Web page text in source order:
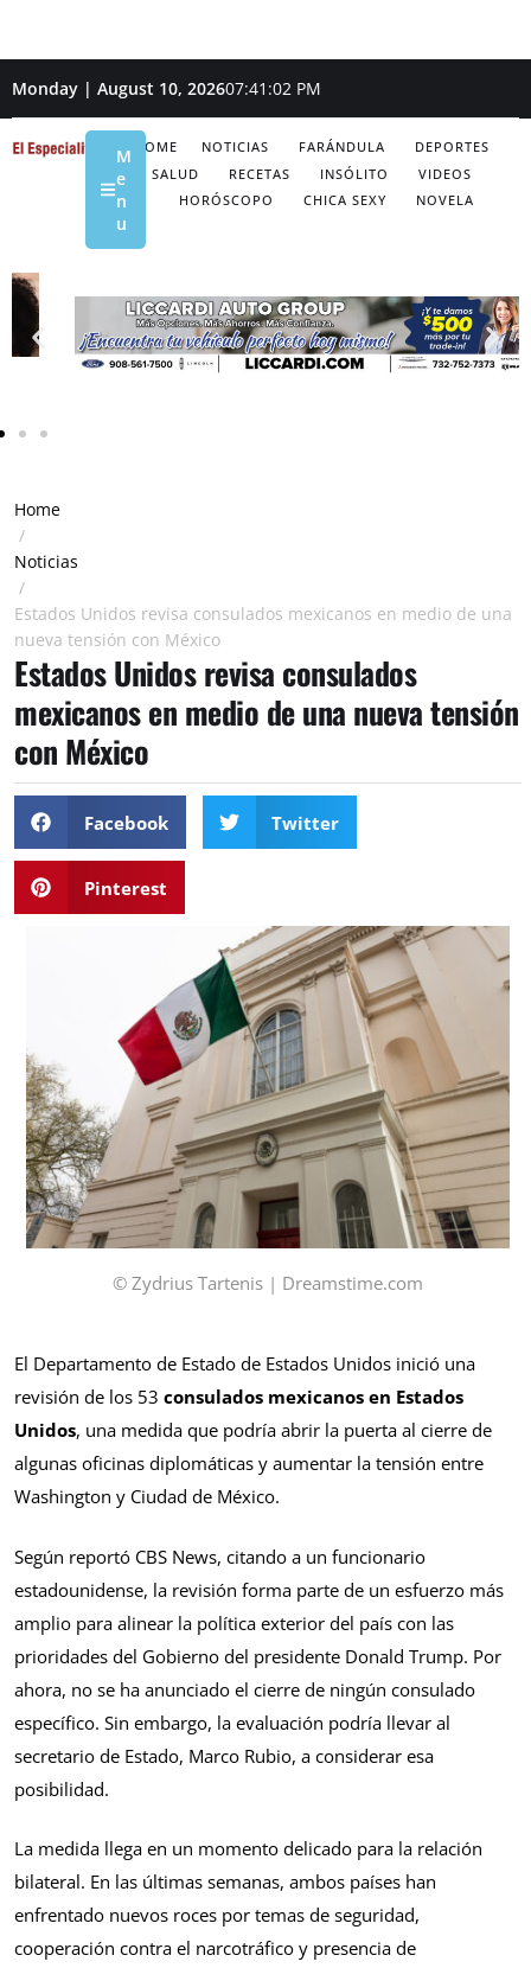
Monday | August 10, 202607:41:03 PM
HOME NOTICIAS FARÁNDULA
DEPORTES
SALUD
RECETAS INSÓLITO
VIDEOS
HORÓSCOPO
CHICA SEXY NOVELA
M
e
n
u
Home
/
Noticias
/
Estados Unidos revisa consulados mexicanos en medio de una
nueva tensión con México
Estados Unidos revisa consulados
mexicanos en medio de una nueva tensión
con México
Facebook Twitter
Pinterest
© Zydrius Tartenis | Dreamstime.com
El Departamento de Estado de Estados Unidos inició una
revisión de los 53 consulados mexicanos en Estados
Unidos, una medida que podría abrir la puerta al cierre de
algunas oficinas diplomáticas y aumentar la tensión entre
Washington y Ciudad de México.
Según reportó CBS News, citando a un funcionario
estadounidense, la revisión forma parte de un esfuerzo más
amplio para alinear la política exterior del país con las
prioridades del Gobierno del presidente Donald Trump. Por
ahora, no se ha anunciado el cierre de ningún consulado
específico. Sin embargo, la evaluación podría llevar al
secretario de Estado, Marco Rubio, a considerar esa
posibilidad.
La medida llega en un momento delicado para la relación
bilateral. En las últimas semanas, ambos países han
enfrentado nuevos roces por temas de seguridad,
cooperación contra el narcotráfico y presencia de